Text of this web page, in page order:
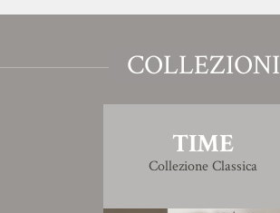
COLLEZIONI
TIME
Collezione Classica